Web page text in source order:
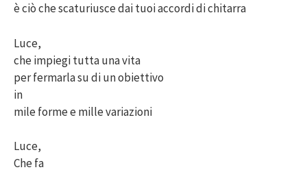
è ciò che scaturiusce dai tuoi accordi di chitarra
Luce,
che impiegi tutta una vita
per fermarla su di un obiettivo
in
mile forme e mille variazioni
Luce,
Che fa